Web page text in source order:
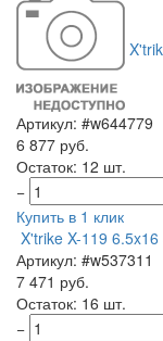
Артикул: #w644779
6 877 руб.
Остаток: 12 шт.
−
Купить в 1 клик
X'trike X-119
Артикул: #w537311
7 471 руб.
Остаток: 16 шт.
−